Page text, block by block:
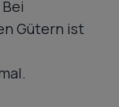
Bei
Gütern ist